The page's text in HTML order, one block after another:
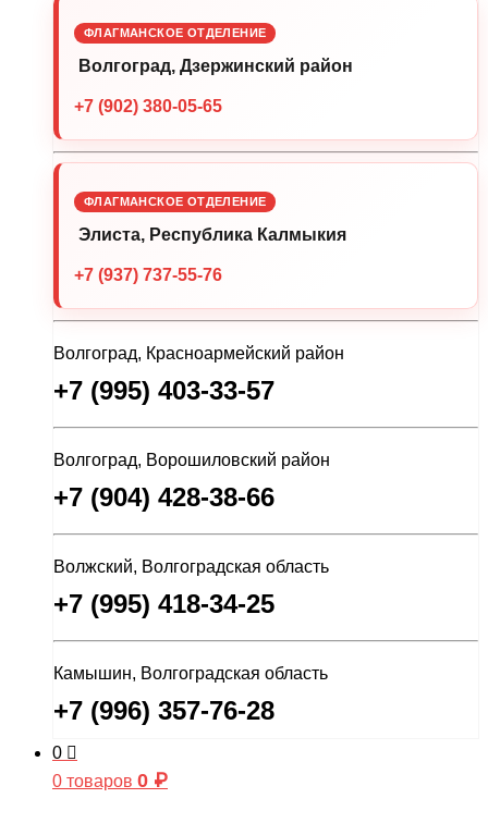
ФЛАГМАНСКОЕ ОТДЕЛЕНИЕ
Волгоград, Дзержинский район
+7 (902) 380-05-65
ФЛАГМАНСКОЕ ОТДЕЛЕНИЕ
Элиста, Республика Калмыкия
+7 (937) 737-55-76
Волгоград, Красноармейский район
+7 (995) 403-33-57
Волгоград, Ворошиловский район
+7 (904) 428-38-66
Волжский, Волгоградская область
+7 (995) 418-34-25
Камышин, Волгоградская область
+7 (996) 357-76-28
0
0 товаров 0 ₽